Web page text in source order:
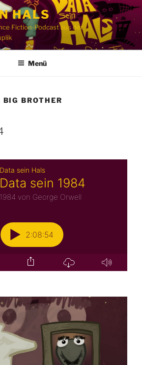
HALS
Fiction-Podcast aus der
Menü
BIG BROTHER